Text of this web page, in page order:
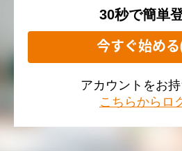
30秒で簡単
今すぐ始める
アカウントをお
こちらからロ